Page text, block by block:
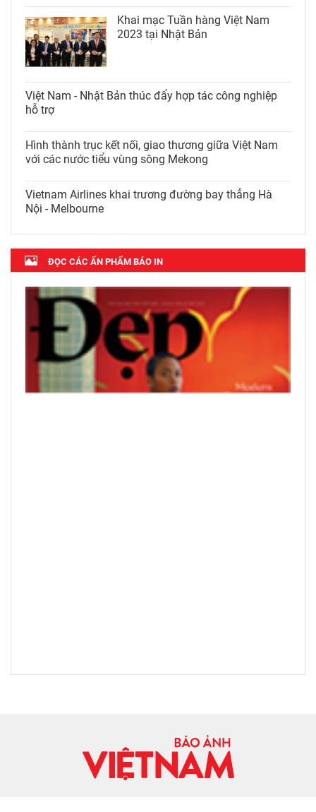
tác công nghiệp hỗ trợ
Hình thành trục kết nối, giao
Vietnam Airlines khai trương
đường bay thẳng Hà Nội -
Melbourne
ĐỌC CÁC ẤN PHẨM BÁO IN